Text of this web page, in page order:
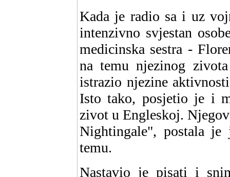
Kada je radio sa i uz
intenzivno svjestan
medicinska sestra -
na temu njezinog
istrazio njezine
Isto tako, posjetio je i
zivot u Engleskoj.
Nightingale", postala je
temu.
Nastavio je pisati i